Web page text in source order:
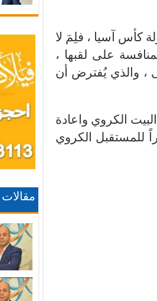
كأس آسيا ، فلِمَ لا
على لقبها ،
، والذي يُفترض أن
الكروي واعادة
للمستقبل الكروي